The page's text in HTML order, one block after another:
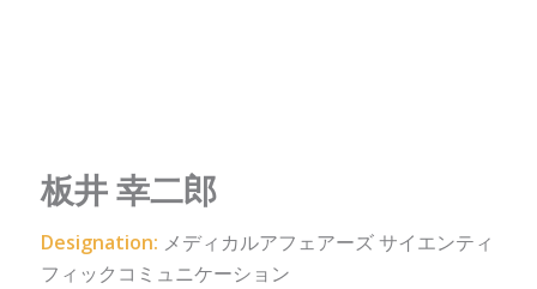
板井 幸二郎
Designation: メディカルアフェアーズ サイエンティ
フィックコミュニケーション